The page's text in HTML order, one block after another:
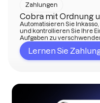
Zahlungen
Cobra mit Ordnung
Automatisieren Sie
und kontrollieren Sie Ihre
Aufgaben zu
Lernen Sie